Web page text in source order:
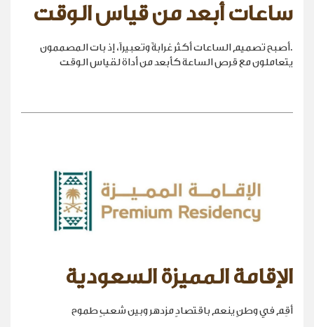
ساعات أبعد من قياس الوقت
.أصبح تصميم الساعات أكثر غرابةً وتعبيراً، إذ بات المصممون
يتعاملون مع قرص الساعة كأبعد من أداة لقياس الوقت
الإقامة المميزة السعودية
أقِم في وطنٍ ينعم باقتصادٍ مزدهر وبين شعبٍ طموح